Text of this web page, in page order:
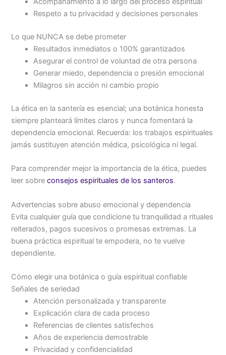
Respeto a tu privacidad y decisiones personales
Lo que NUNCA se debe prometer
Resultados inmediatos o 100% garantizados
Asegurar el control de voluntad de otra persona
Generar miedo, dependencia o presión emocional
Milagros sin acción ni cambio propio
La ética en la santería es esencial; una botánica honesta
siempre planteará límites claros y nunca fomentará la
dependencia emocional. Recuerda: los trabajos espirituales
jamás sustituyen atención médica, psicológica ni legal.
Para comprender mejor la importancia de la ética, puedes
leer sobreconsejos espirituales de los santeros.
Advertencias sobre abuso emocional y dependencia
Evita cualquier guía que condicione tu tranquilidad a rituales
reiterados, pagos sucesivos o promesas extremas. La
buena práctica espiritual te empodera, no te vuelve
dependiente.
Cómo elegir una botánica o guía espiritual confiable
Señales de seriedad
Atención personalizada y transparente
Explicación clara de cada proceso
Referencias de clientes satisfechos
Años de experiencia demostrable
Privacidad y confidencialidad